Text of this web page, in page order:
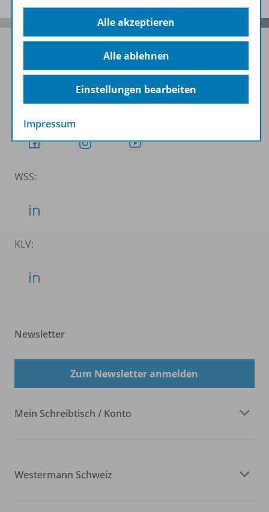
Folgen Sie uns auf Social Media
WSS:
KLV:
Newsletter
Zum Newsletter anmelden
Mein Schreibtisch / Konto
Westermann Schweiz
Alle akzeptieren
Alle ablehnen
Einstellungen bearbeiten
Impressum